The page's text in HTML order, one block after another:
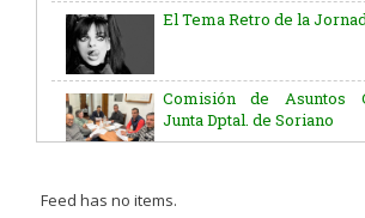
El Tema Retro de la
Comisión de Asuntos
Junta Dptal. de Soriano
José G. Artigas
Feed has no items.